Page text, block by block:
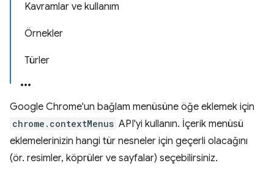
Kavramlar ve kullanım
Örnekler
Türler
Google Chrome'un bağlam menüsüne öğe eklemek için
chrome.contextMenus API'yi kullanın. İçerik menüsü
eklemelerinizin hangi tür nesneler için geçerli olacağını
(ör. resimler, köprüler ve sayfalar) seçebilirsiniz.